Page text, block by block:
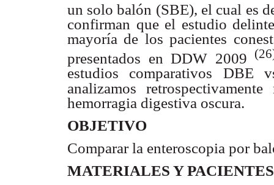
un solo balón (SBE), el cual es
confirman que el estudio
mayoría de los pacientes
presentados en DDW 2009
estudios comparativos DBE
analizamos
hemorragia digestiva oscura.
OBJETIVO
Comparar la enteroscopia por
MATERIALES Y PACIENTES